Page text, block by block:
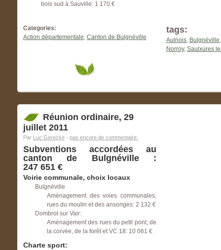
bois sud à Sauville: 1 170 €
Categories:
Action départementale, Canton de Bulgnéville
tags:
Aulnois, Bulgnéville
Norroy, Saulxures
Réunion ordinaire, 29
juillet 2011
Par Luc Gerecke - pas encore de commentaire.
Subventions accordées au
canton de Bulgnéville :
247 651 €
Voirie communale, choix locaux
Bulgnéville
Aménagement des voies communales,
rues du moulin et des ansonges: 2 132 €
Dombrot sur Vair:
Aménagement des rues du petit pont, de
la corvée, de la forêt et VC 18: 10 061 €
Charte sport: